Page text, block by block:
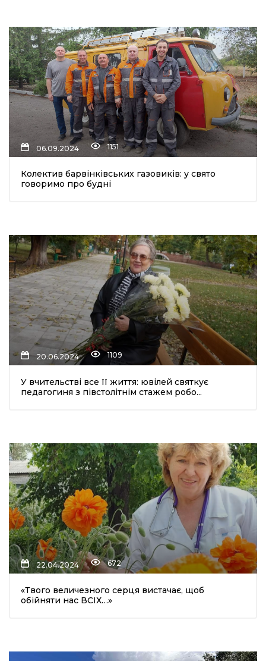
06.09.2024 1151
Колектив барвінківських газовиків: у свято
говоримо про будні
20.06.2024 1109
У вчительстві все її життя: ювілей святкує
педагогиня з півстолітнім стажем робо...
22.04.2024 672
«Твого величезного серця вистачає, щоб
обійняти нас ВСІХ…»